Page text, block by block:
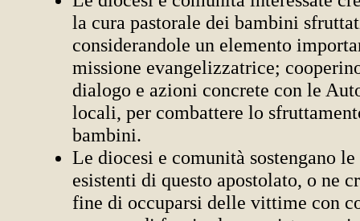
la cura pastorale dei bambini
considerandole un elemento
missione evangelizzatrice;
dialogo e azioni concrete con le
locali, per combattere lo
bambini.
Le diocesi e comunità sostengano
esistenti di questo apostolato, o ne
fine di occuparsi delle vittime con